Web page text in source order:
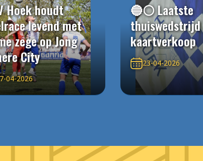
Hoek houdt
levend met
zege op Jong
City
04-2026
🔵⚪️ Laatste
thuiswedstrijd
kaartverkoop
23-04-2026